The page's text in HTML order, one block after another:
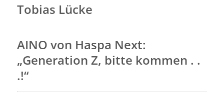
Tobias Lücke
AINO von Haspa Next:
„Generation Z, bitte kommen . .
.!“